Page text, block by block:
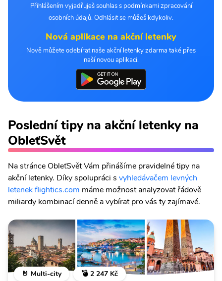
Přihlášením vyjadřuješ souhlas s podmínkami zpracování
osobních údajů. Odhlásit se můžeš kdykoliv.
Nová aplikace na akční letenky
Nově můžete odebírat naše akční letenky zdarma také přes
naší novou aplikaci.
Poslední tipy na akční letenky na
ObleťSvět
Na stránce ObleťSvět Vám přinášíme pravidelné tipy na
akční letenky. Díky spolupráci s vyhledávačem levných
letenek flightics.com máme možnost analyzovat řádově
miliardy kombinací denně a vybírat pro vás ty zajímavé.
🤘 Multi-city 💣 2 247 Kč